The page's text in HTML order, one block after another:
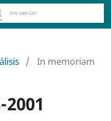
/ In memoriam